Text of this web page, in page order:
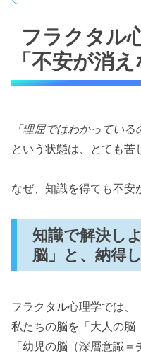
フラクタル
「不安が消
「理屈ではわかってい
という状態は、とても苦
なぜ、知識を得ても不安
知識で解決し
脳」と、納得
フラクタル心理学では、
私たちの脳を「大人の脳
「幼児の脳（深層意識